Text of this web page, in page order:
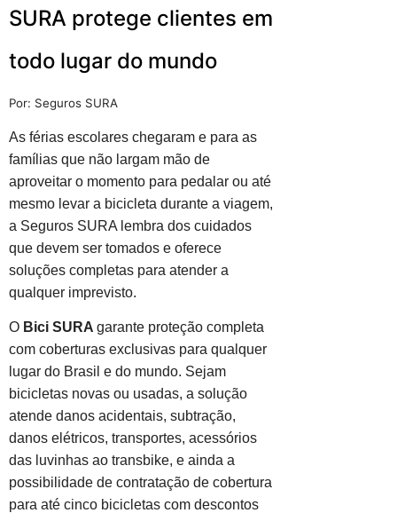
SURA protege clientes em
todo lugar do mundo
Por: Seguros SURA
As férias escolares chegaram e para as
famílias que não largam mão de
aproveitar o momento para pedalar ou até
mesmo levar a bicicleta durante a viagem,
a Seguros SURA lembra dos cuidados
que devem ser tomados e oferece
soluções completas para atender a
qualquer imprevisto.
O Bici SURA garante proteção completa
com coberturas exclusivas para qualquer
lugar do Brasil e do mundo. Sejam
bicicletas novas ou usadas, a solução
atende danos acidentais, subtração,
danos elétricos, transportes, acessórios
das luvinhas ao transbike, e ainda a
possibilidade de contratação de cobertura
para até cinco bicicletas com descontos